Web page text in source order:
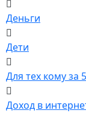
Деньги
Дети
Для тех кому за
Доход в